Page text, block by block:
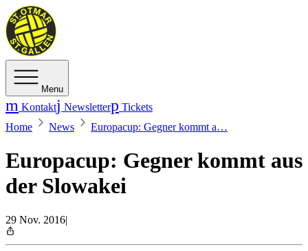
Menu
Kontakt Newsletter
Tickets
Home
News Europacup: Gegner kommt a…
Europacup: Gegner kommt aus
der Slowakei
29 Nov. 2016|